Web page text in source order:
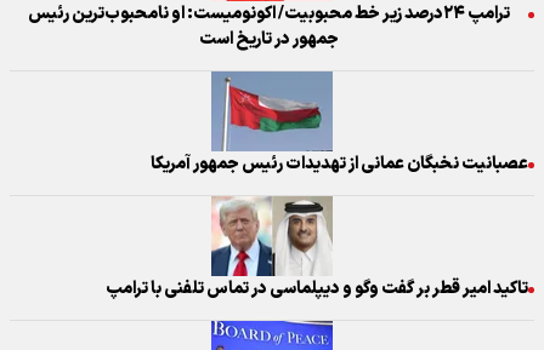
ترامپ ۲۴درصد زیر خط محبوبیت/ اکونومیست: او نامحبوب‌ترین رئیس
جمهور در تاریخ است
عصبانیت نخبگان عمانی از تهدیدات رئیس جمهور آمریکا
تاکید امیر قطر بر گفت وگو و دیپلماسی در تماس تلفنی با ترامپ